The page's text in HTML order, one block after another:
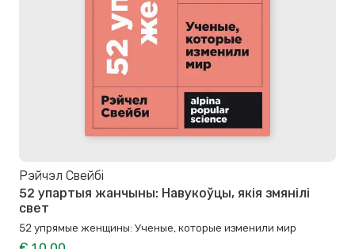
Рэйчэл Свейбі
52 упартыя жанчыны: Навукоўцы, якія змянілі
свет
52 упрямые женщины: Ученые, которые изменили мир